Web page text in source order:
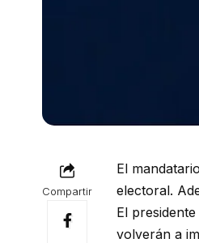
Compartir
El
electoral.
El
volverán a